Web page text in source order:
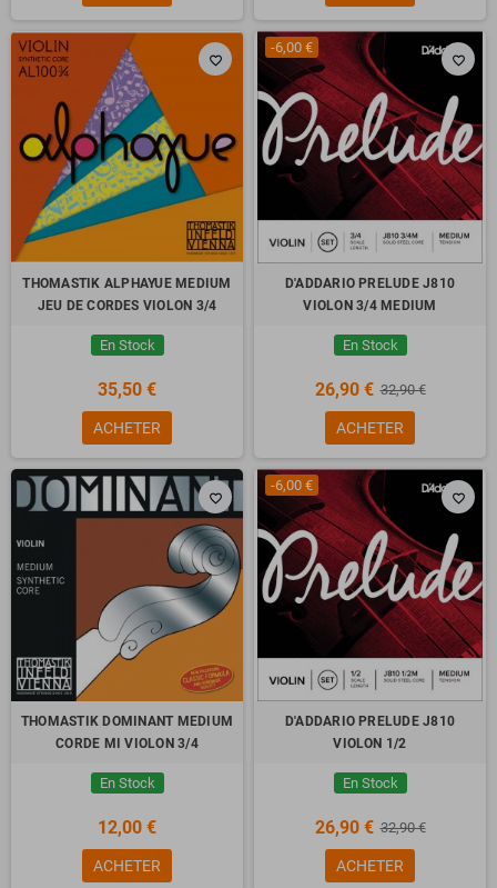
favorite_border
THOMASTIK ALPHAYUE MEDIUM
JEU DE CORDES VIOLON 3/4
En Stock
35,50 €
ACHETER
favorite_border
-6,00 €
D'ADDARIO PRELUDE J810
VIOLON 3/4 MEDIUM
En Stock
26,90 € 32,90 €
ACHETER
favorite_border
THOMASTIK DOMINANT MEDIUM
CORDE MI VIOLON 3/4
En Stock
12,00 €
ACHETER
favorite_border
-6,00 €
D'ADDARIO PRELUDE J810
VIOLON 1/2
En Stock
26,90 € 32,90 €
ACHETER